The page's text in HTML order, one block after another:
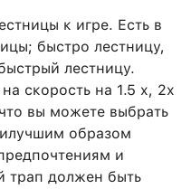
к игре. Есть в
быстро лестницу,
лестницу.
скорость на 1.5 х, 2х
вы можете выбрать
образом
и
трап должен быть